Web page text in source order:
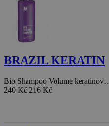
BRAZIL KERATIN
Bio Shampoo Volume
240 Kč 216 Kč